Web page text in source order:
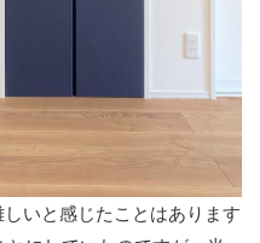
いと感じたことはあります